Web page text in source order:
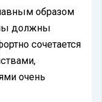
образом
должны
сочетается
очень